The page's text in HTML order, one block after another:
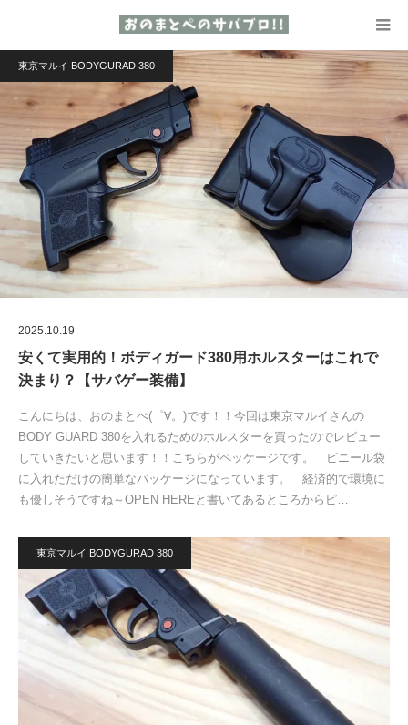
東京マルイ BODYGURAD 380
2025.10.19
安くて実用的！ボディガード380用ホルスターはこれで
決まり？【サバゲー装備】
こんにちは、おのまとぺ(゜∀。)です！！今回は東京マルイさんの
BODY GUARD 380を入れるためのホルスターを買ったのでレビュー
していきたいと思います！！こちらがペッケージです。 ビニール袋
に入れただけの簡単なパッケージになっています。 経済的で環境に
も優しそうですね～OPEN HEREと書いてあるところからピ…
東京マルイ BODYGURAD 380